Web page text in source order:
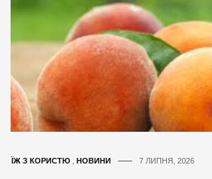
ЇЖ З КОРИСТЮ НОВИНИ 7 ЛИПНЯ, 2026